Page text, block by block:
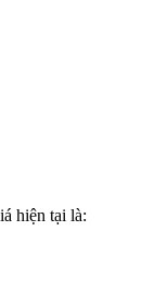
hiện tại là: